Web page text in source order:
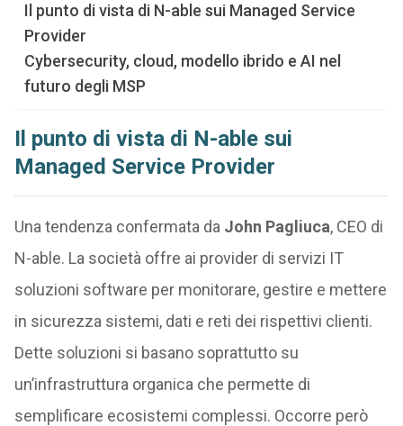
Il punto di vista di N-able sui Managed Service
Provider
Cybersecurity, cloud, modello ibrido e AI nel
futuro degli MSP
Il punto di vista di N-able sui
Managed Service Provider
Una tendenza confermata da John Pagliuca, CEO di
N-able. La società offre ai provider di servizi IT
soluzioni software per monitorare, gestire e mettere
in sicurezza sistemi, dati e reti dei rispettivi clienti.
Dette soluzioni si basano soprattutto su
un’infrastruttura organica che permette di
semplificare ecosistemi complessi. Occorre però